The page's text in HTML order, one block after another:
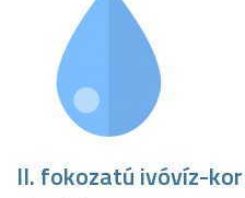
II. fokozatú ivóvíz-